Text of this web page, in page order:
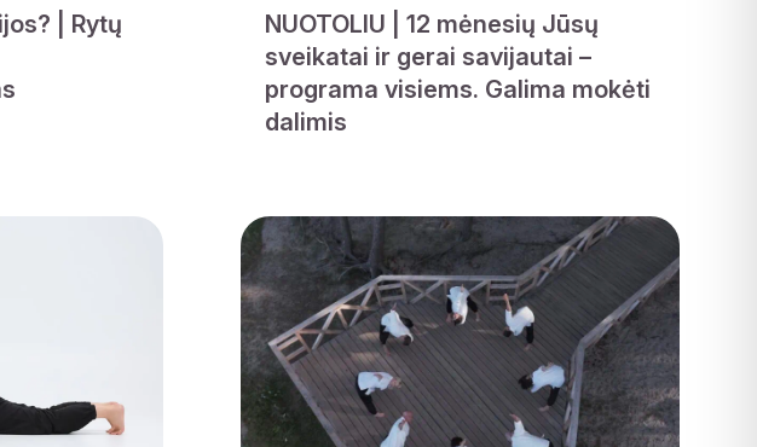
| Rytų
NUOTOLIU | 12 mėnesių Jūsų
sveikatai ir gerai savijautai –
programa visiems. Galima mokėti
dalimis